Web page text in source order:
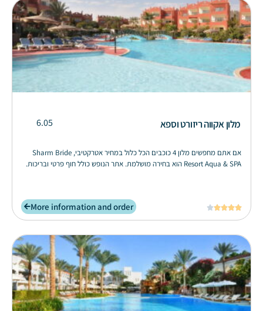
מלון אקווה ריזורט וספא 6.05
אם אתם מחפשים מלון 4 כוכבים הכל כלול במחיר אטרקטיבי, Sharm Bride
Resort Aqua & SPA הוא בחירה מושלמת. אתר הנופש כולל חוף פרטי ובריכות.





More information and order